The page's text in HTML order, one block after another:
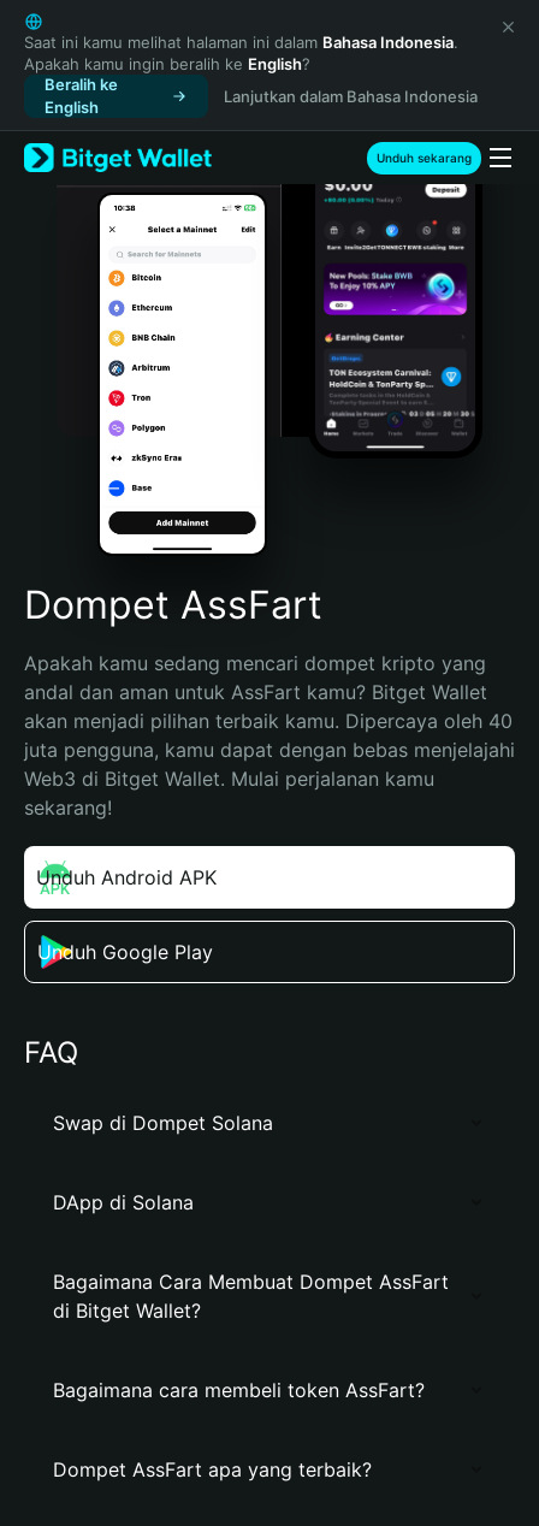
English
日本語
Tiếng Việt
Русский
Español (Latinoamérica)
Türkçe
Italiano
Português (Portugal)
Bahasa Indonesia
Português (Brasil)
Español (Argentina)
Saat ini kamu melihat halaman ini dalam Bahasa Indonesia.
Apakah kamu ingin beralih ke English?
Beralih ke
English
Lanjutkan dalam Bahasa Indonesia
Unduh sekarang
Dompet AssFart
Apakah kamu sedang mencari dompet kripto yang
andal dan aman untuk AssFart kamu? Bitget Wallet
akan menjadi pilihan terbaik kamu. Dipercaya oleh 40
juta pengguna, kamu dapat dengan bebas menjelajahi
Web3 di Bitget Wallet. Mulai perjalanan kamu
sekarang!
Unduh Android APK
Unduh Google Play
FAQ
Swap di Dompet Solana
DApp di Solana
Bagaimana Cara Membuat Dompet AssFart
di Bitget Wallet?
Bagaimana cara membeli token AssFart?
Dompet AssFart apa yang terbaik?